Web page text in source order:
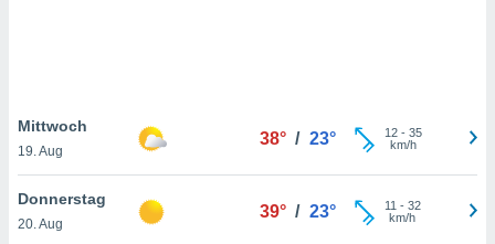
nicht
von
und
Mittwoch
19. Aug
38° / 23° 12- 35
km/h
Donnerstag
20. Aug
39° / 23° 11 - 32
km/h